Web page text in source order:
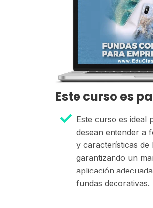
Este curso es
Este curso es ideal
desean entender a
y características de
garantizando un
aplicación
fundas decorativas.